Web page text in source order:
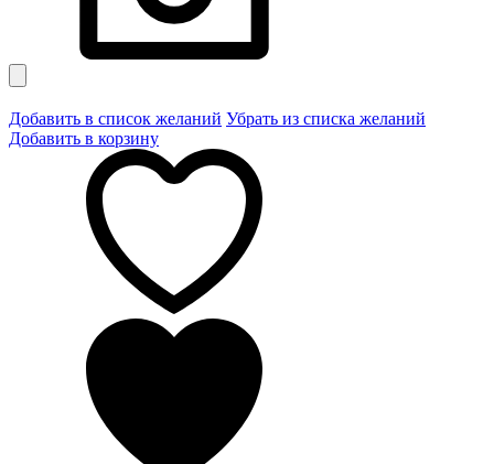
Добавить в список желаний Убрать из списка желаний
Добавить в корзину